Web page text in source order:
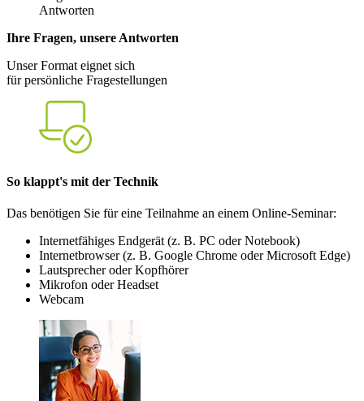
Ihre Fragen, unsere Antworten
Unser Format eignet sich
für persönliche Fragestellungen
So klappt's mit der Technik
Das benötigen Sie für eine Teilnahme an einem Online-Seminar:
Internetfähiges Endgerät (z. B. PC oder Notebook)
Internetbrowser (z. B. Google Chrome oder Microsoft Edge)
Lautsprecher oder Kopfhörer
Mikrofon oder Headset
Webcam